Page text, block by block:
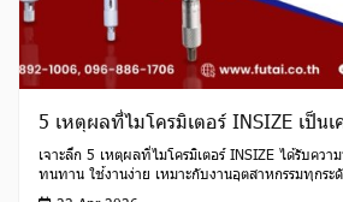
5 เหตุผลที่ไมโครมิเตอร์ INSIZE เป็น
เจาะลึก 5 เหตุผลที่ไมโครมิเตอร์ INSIZE ได้รับคว
ทนทาน ใช้งานง่าย เหมาะกับงานอุตสาหกรรมทุกระ